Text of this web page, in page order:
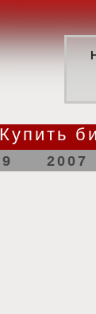
Купить
2007